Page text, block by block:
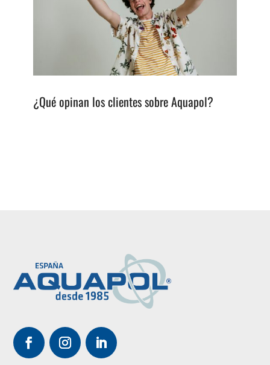
¿Qué opinan los clientes sobre Aquapol?